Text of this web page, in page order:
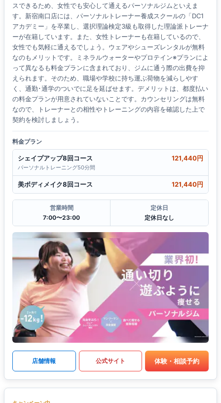
スできるため、女性でも安心して通えるパーソナルジムといえま
す。新宿南口店には、パーソナルトレーナー養成スクールの「DC1
アカデミー」を卒業し、選択理論検定3級も取得した理論派トレーナ
ーが在籍しています。また、女性トレーナーも在籍しているので、
女性でも気軽に通えるでしょう。ウェアやシューズレンタルが無料
なのもメリットです。ミネラルウォーターやプロテイン※プランによ
って異なるも料金プランに含まれており、ジムに通う際の出費を抑
えられます。そのため、職場や学校に持ち運ぶ荷物を減らしやす
く、通勤･通学のついでに足を延ばせます。デメリットは、都度払い
の料金プランが用意されていないことです。カウンセリングは無料
なので、トレーナーとの相性やトレーニングの内容を確認した上で
契約を検討しましょう。
料金プラン
シェイプアップ8回コース 121,440円
パーソナルトレーニング50分間
美ボディメイク8回コース 121,440円
営業時間
7:00〜23:00
定休日
定休日なし
店舗情報 公式サイト 体験・相談予約